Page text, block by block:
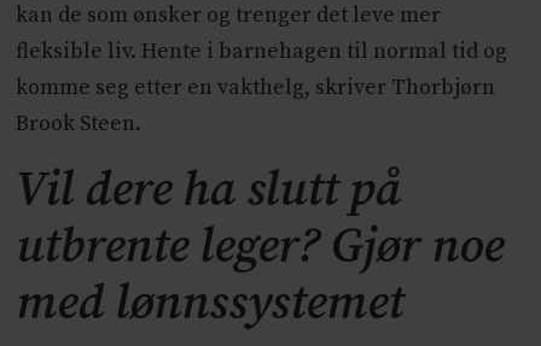
kan de som ønsker og trenger det leve mer
fleksible liv. Hente i barnehagen til normal tid og
komme seg etter en vakthelg, skriver Thorbjørn
Brook Steen.
Vil dere ha slutt på
utbrente leger? Gjør noe
med lønnssystemet